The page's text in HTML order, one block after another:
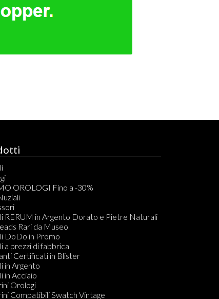
per Bracciali, Collane, Orecchini e Anelli
in Blister
KIT PULIZIA GIOIELLI
OROLOGI Fino a -30%
RERUM in Argento Dorato e Pietre Naturali
Rari da Museo
DoDo in Promo
a prezzi di fabbrica
Certificati in Blister
in Argento
in Acciaio
Orologi
Compatibili Swatch Vintage